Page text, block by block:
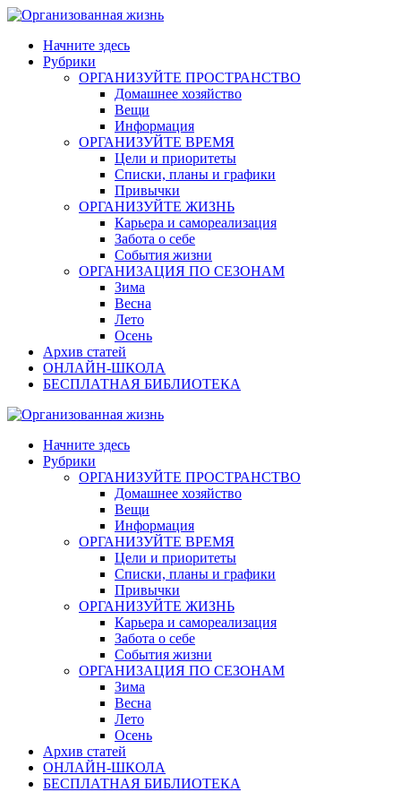
Начните здесь
Рубрики
ОРГАНИЗУЙТЕ ПРОСТРАНСТВО
Домашнее хозяйство
Вещи
Информация
ОРГАНИЗУЙТЕ ВРЕМЯ
Цели и приоритеты
Списки, планы и графики
Привычки
ОРГАНИЗУЙТЕ ЖИЗНЬ
Карьера и самореализация
Забота о себе
События жизни
ОРГАНИЗАЦИЯ ПО СЕЗОНАМ
Зима
Весна
Лето
Осень
Архив статей
ОНЛАЙН-ШКОЛА
БЕСПЛАТНАЯ БИБЛИОТЕКА
Начните здесь
Рубрики
ОРГАНИЗУЙТЕ ПРОСТРАНСТВО
Домашнее хозяйство
Вещи
Информация
ОРГАНИЗУЙТЕ ВРЕМЯ
Цели и приоритеты
Списки, планы и графики
Привычки
ОРГАНИЗУЙТЕ ЖИЗНЬ
Карьера и самореализация
Забота о себе
События жизни
ОРГАНИЗАЦИЯ ПО СЕЗОНАМ
Зима
Весна
Лето
Осень
Архив статей
ОНЛАЙН-ШКОЛА
БЕСПЛАТНАЯ БИБЛИОТЕКА